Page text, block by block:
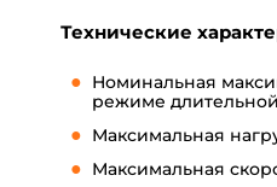
Технические
Номинальная
режиме
Максимальная
Максимальная